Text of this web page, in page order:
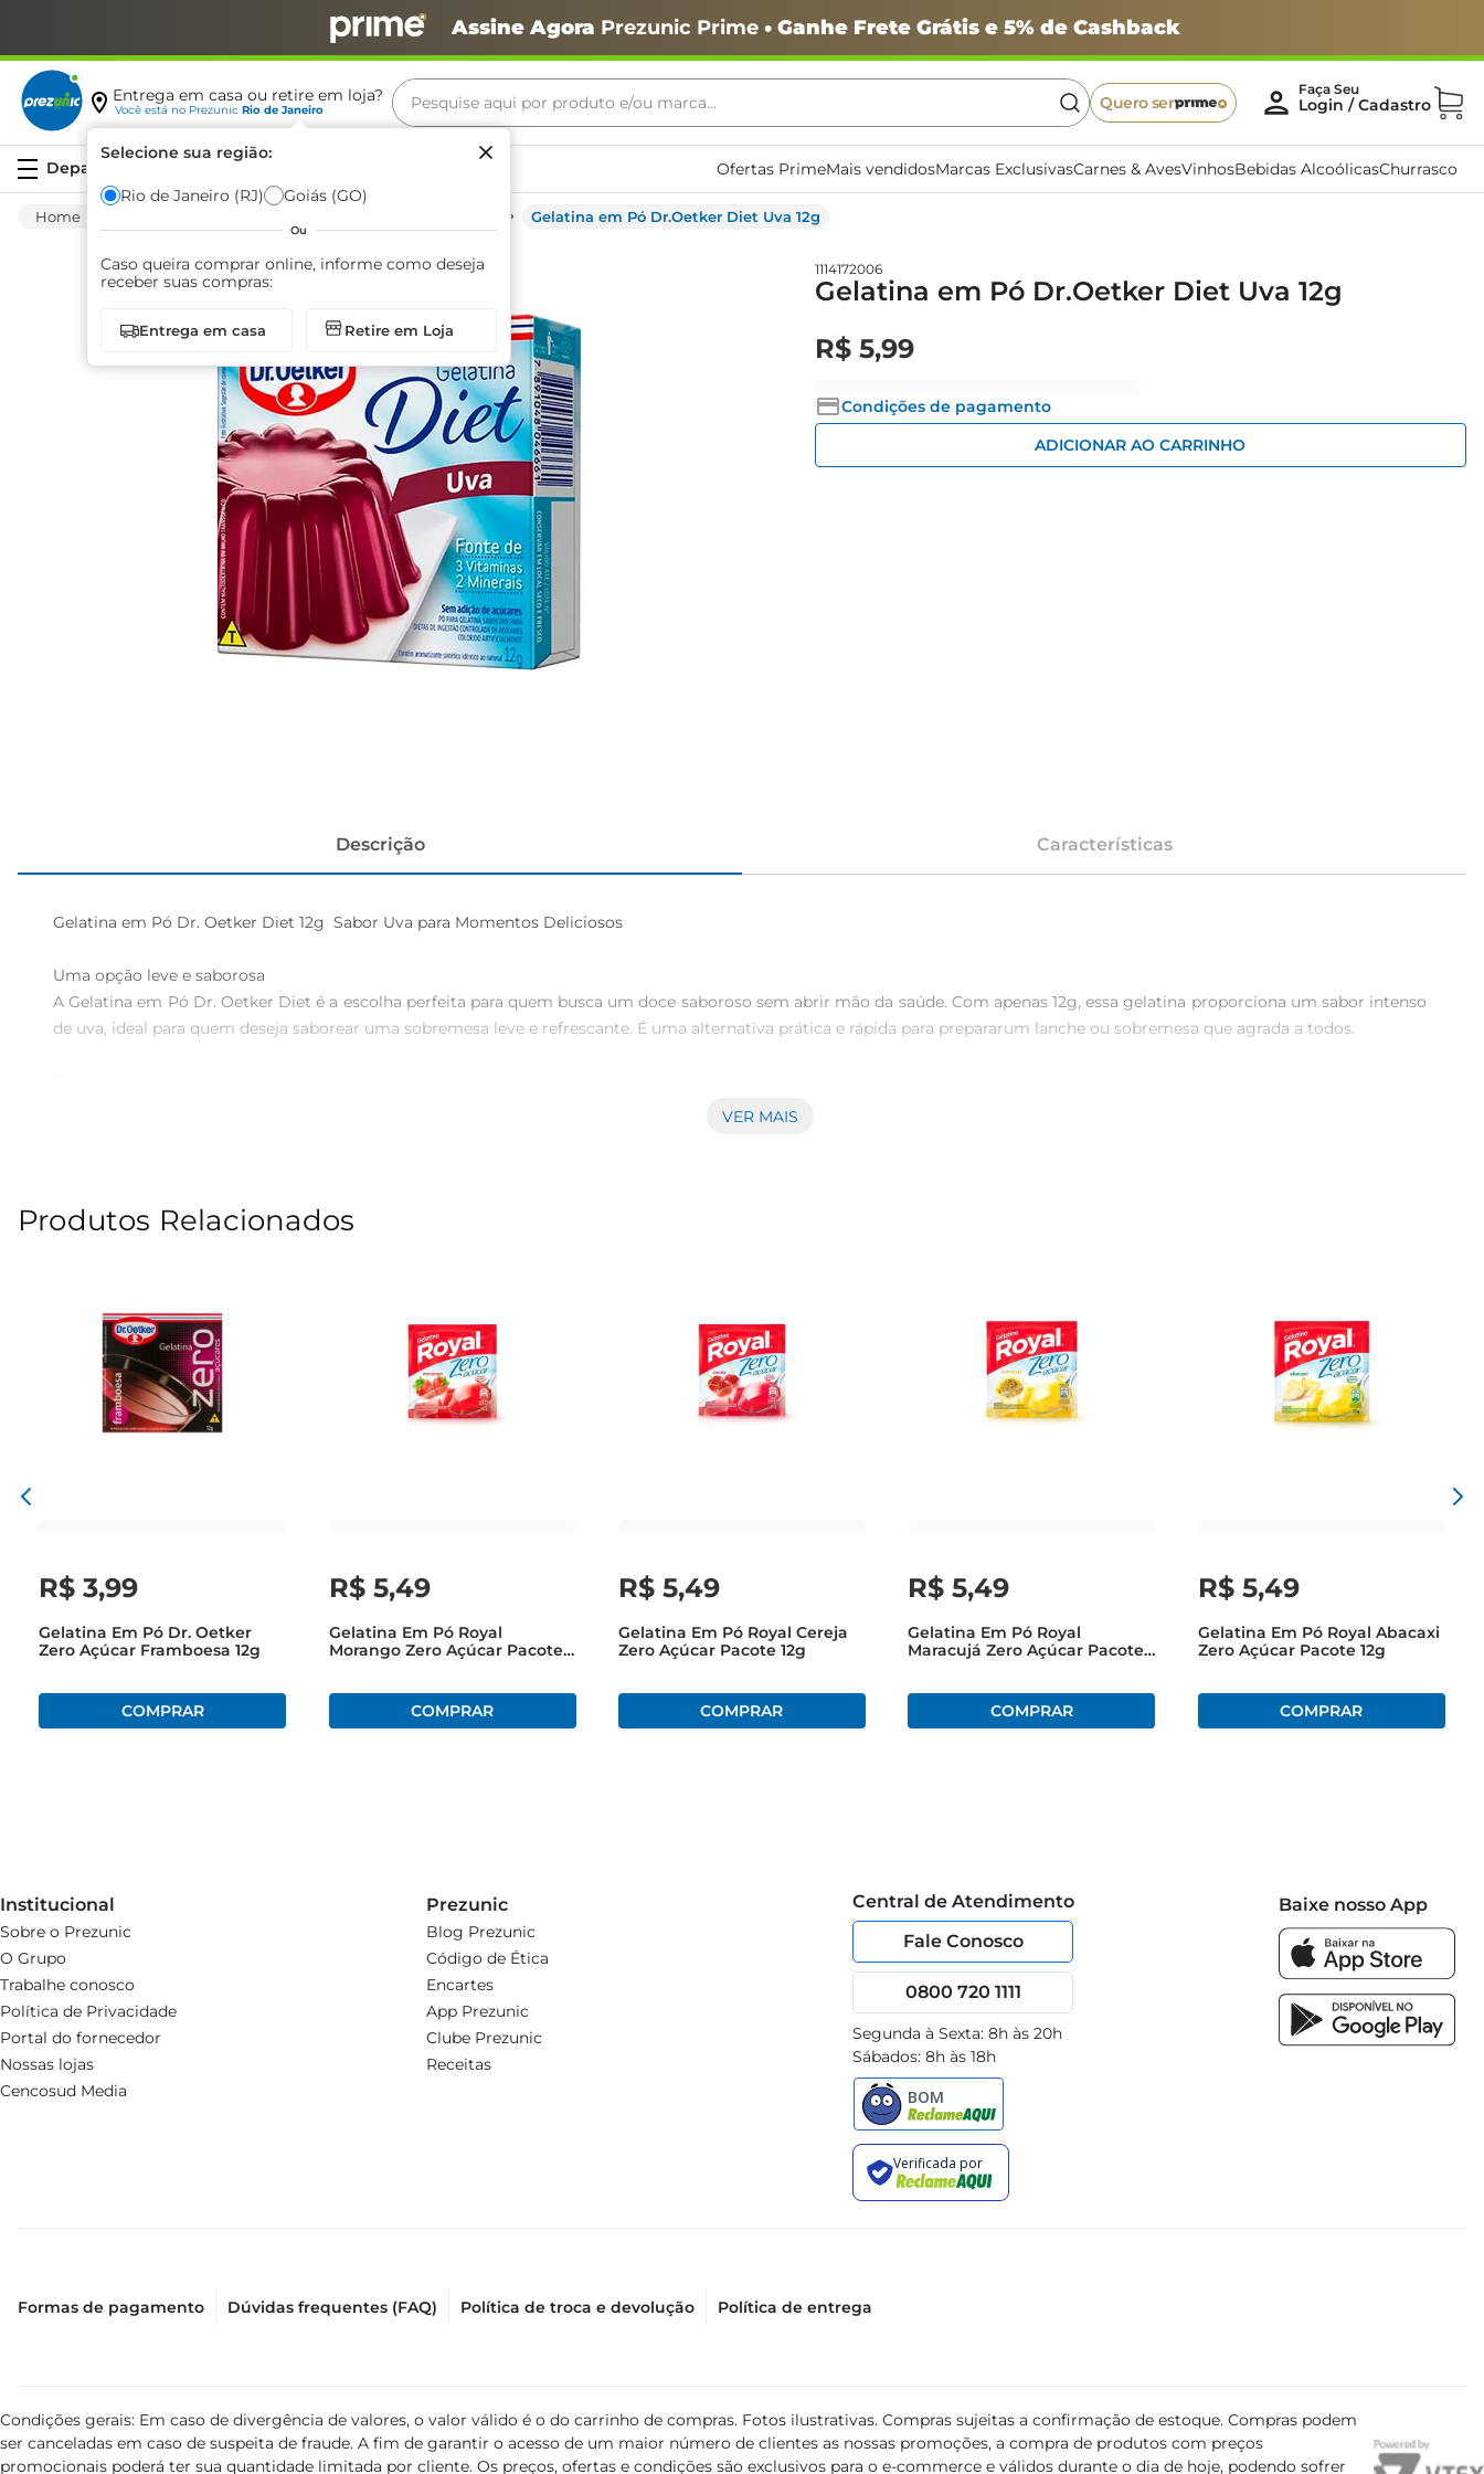
Assine Agora Prezunic Prime• Ganhe Frete Grátis e 5% de Cashback
Entrega em casa ou retire em loja?
Você está no Prezunic Rio de Janeiro
Selecione sua região:
Rio de Janeiro (RJ) Goiás (GO)
Ou
Caso queira comprar online, informe como deseja
receber suas compras:
Entrega em casa Retire em Loja
Pesquise aqui por produto e/ou marca...
Quero ser
Ofertas PrimeMais vendidosMarcas ExclusivasCarnes & AvesVinhosBebidas AlcoólicasChurrasco
Gelatina em Pó Dr.Oetker Diet Uva 12g
1114172006
Gelatina em Pó Dr.Oetker Diet Uva 12g
R$ 5,99
Condições de pagamento
ADICIONAR AO CARRINHO
Descrição Características
Gelatina em Pó Dr. Oetker Diet 12g  Sabor Uva para Momentos Deliciosos
Uma opção leve e saborosa
A Gelatina em Pó Dr. Oetker Diet é a escolha perfeita para quem busca um doce saboroso sem abrir mão da saúde. Com apenas 12g, essa gelatina proporciona um sabor intenso
de uva, ideal para quem deseja saborear uma sobremesa leve e refrescante. É uma alternativa prática e rápida para prepararum lanche ou sobremesa que agrada a todos.
Preparar a Gelatina em Pó Dr. Oetker é simples e rápido. Basta dissolver o pó em água quente, misturar bem e deixar esfriar. Em pouco tempo, você terá uma gelatina deliciosa,
A Dr. Oetker é uma marca reconhecida pela qualidade de seus produtos, e a gelatina não é exceção. Com um sabor autêntico de uva, ela é perfeita para ser consumida sozinha ou
Versatilidade na cozinha
Essa gelatina em pó é extremamente versátil e pode ser utilizada em diversas receitas. Experimente adicionar pedaços de frutas ou iogurte para criar uma sobremesa ainda mais
saborosa. Também pode ser usada em receitas de mousses ou como ingrediente em gelatinas coloridas para festas e comemorações, garantindo um toque especial e divertido.
Informações adicionais
VER MAIS
Produtos Relacionados
R$ 3,99
Gelatina Em Pó Dr. Oetker
Zero Açúcar Framboesa 12g
R$ 5,49
Gelatina Em Pó Royal
Morango Zero Açúcar Pacote
R$ 5,49
Gelatina Em Pó Royal Cereja
Zero Açúcar Pacote 12g
R$ 5,49
Gelatina Em Pó Royal
Maracujá Zero Açúcar Pacote
R$ 5,49
Gelatina Em Pó Royal Abacaxi
Zero Açúcar Pacote 12g
Institucional
Sobre o Prezunic
O Grupo
Trabalhe conosco
Política de Privacidade
Portal do fornecedor
Nossas lojas
Cencosud Media
Prezunic
Blog Prezunic
Código de Ética
Encartes
App Prezunic
Clube Prezunic
Receitas
Central de Atendimento
Fale Conosco
0800 720 1111
Segunda à Sexta: 8h às 20h
Sábados: 8h às 18h
Baixe nosso App
Formas de pagamento Dúvidas frequentes (FAQ) Política de troca e devolução Política de entrega
Condições gerais: Em caso de divergência de valores, o valor válido é o do carrinho de compras. Fotos ilustrativas. Compras sujeitas a confirmação de estoque. Compras podem
ser canceladas em caso de suspeita de fraude. A fim de garantir o acesso de um maior número de clientes as nossas promoções, a compra de produtos com preços
promocionais poderá ter sua quantidade limitada por cliente. Os preços, ofertas e condições são exclusivos para o e-commerce e válidos durante o dia de hoje, podendo sofrer
Termos mais buscados
café
biscoito
azeite
arroz
iogurte
papel higiênico
cerveja